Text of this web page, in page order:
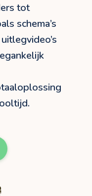
tot
schema’s